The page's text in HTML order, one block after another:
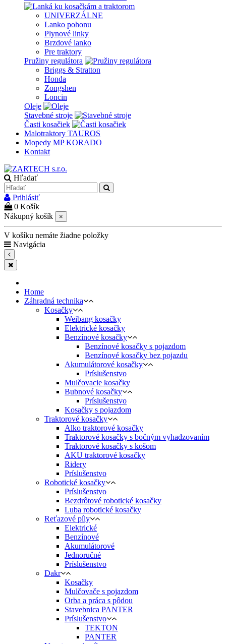
UNIVERZÁLNE
Lanko pohonu
Plynové linky
Brzdové lanko
Pre traktory
Pružiny regulátora
Briggs & Stratton
Honda
Zongshen
Loncin
Oleje
Stavebné stroje
Časti kosačiek
Malotraktory TAUROS
Mopedy MP KORADO
Kontakt
Hľadať
Prihlásiť
0 Košík
Nákupný košík
×
V košíku nemáte žiadne položky
Navigácia
Home
Záhradná technika
Kosačky
Weibang kosačky
Elektrické kosačky
Benzínové kosačky
Benzínové kosačky s pojazdom
Benzínové kosačky bez pojazdu
Akumulátorové kosačky
Príslušenstvo
Mulčovacie kosačky
Bubnové kosačky
Príslušenstvo
Kosačky s pojazdom
Traktorové kosačky
Alko traktorové kosačky
Traktorové kosačky s bočným vyhadzovaním
Traktorové kosačky s košom
AKU traktorové kosačky
Ridery
Príslušenstvo
Robotické kosačky
Príslušenstvo
Bezdrôtové robotické kosačky
Luba robotické kosačky
Reťazové píly
Elektrické
Benzínové
Akumulátorové
Jednoručné
Príslušenstvo
Dakr
Kosačky
Mulčovače s pojazdom
Orba a práca s pôdou
Stavebnica PANTER
Príslušenstvo
TEKTON
PANTER